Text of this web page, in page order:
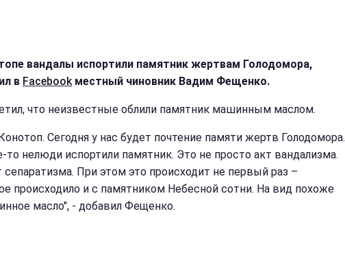
вандалы испортили памятник жертвам Голодомора,
в Facebook местный чиновник Вадим Фещенко.
что неизвестные облили памятник машинным маслом.
Сегодня у нас будет почтение памяти жертв Голодомора.
то нелюди испортили памятник. Это не просто акт вандализма.
сепаратизма. При этом это происходит не первый раз –
происходило и с памятником Небесной сотни. На вид похоже
масло", - добавил Фещенко.